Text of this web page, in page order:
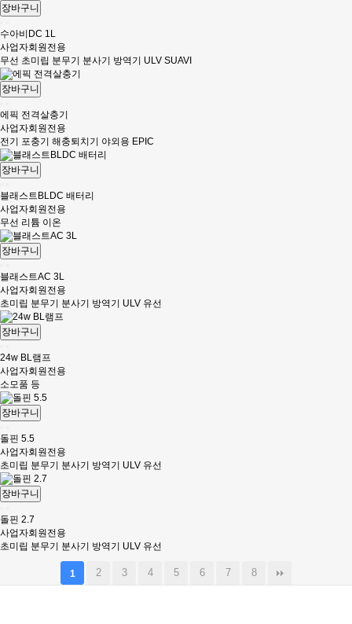
장바구니
수아비DC 1L
사업자회원전용
무선 초미립 분무기 분사기 방역기 ULV SUAVI
장바구니
에픽 전격살충기
사업자회원전용
전기 포충기 해충퇴치기 야외용 EPIC
장바구니
블래스트BLDC 배터리
사업자회원전용
무선 리튬 이온
장바구니
블래스트AC 3L
사업자회원전용
초미립 분무기 분사기 방역기 ULV 유선
장바구니
24w BL램프
사업자회원전용
소모품 등
장바구니
돌핀 5.5
사업자회원전용
초미립 분무기 분사기 방역기 ULV 유선
장바구니
돌핀 2.7
사업자회원전용
초미립 분무기 분사기 방역기 ULV 유선
1 2 3 4 5 6 7 8